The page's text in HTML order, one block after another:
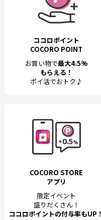
ココロポイント
COCORO POINT
お買い物で最大4.5%
もらえる！
ポイ活でおトク♪
COCORO STORE
アプリ
限定イベント
盛りだくさん！
ココロポイントの付与率もUP！